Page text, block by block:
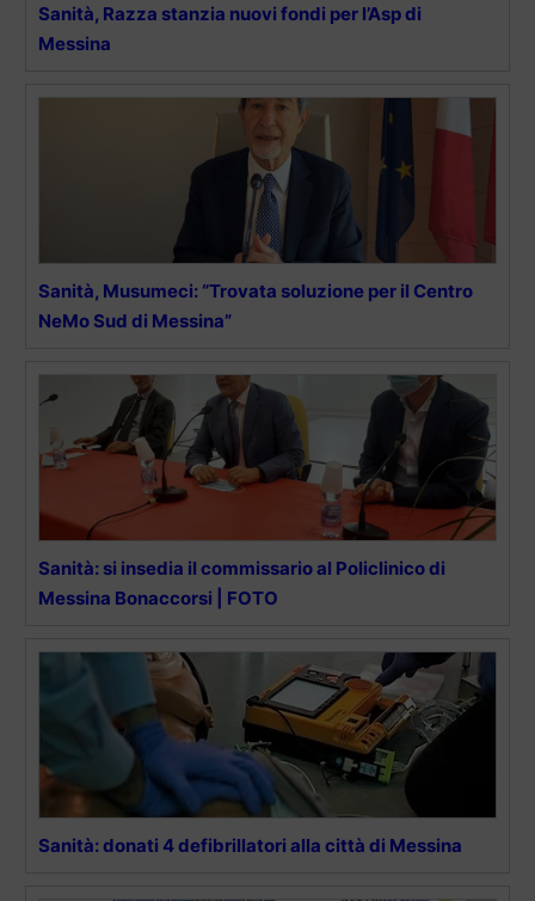
Sanità, Razza stanzia nuovi fondi per l’Asp di
Messina
Sanità, Musumeci: “Trovata soluzione per il Centro
NeMo Sud di Messina”
Sanità: si insedia il commissario al Policlinico di
Messina Bonaccorsi | FOTO
Sanità: donati 4 defibrillatori alla città di Messina